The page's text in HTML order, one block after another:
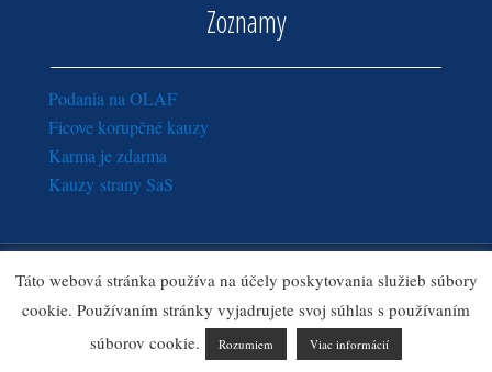
Zoznamy
Podania na OLAF
Ficove korupčné kauzy
Karma je zdarma
Kauzy strany SaS
Copyright © 2016 - 2018 Sulik.sk · Všetky práva vyhradené.
Zásady ochrany osobných údajov |Oznamy pre správcu webu
Sulik.sk
Táto webová stránka používa na účely poskytovania služieb súbory
cookie. Používaním stránky vyjadrujete svoj súhlas s používaním
súborov cookie.
Rozumiem Viac informácií